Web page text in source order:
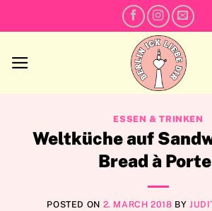
to
ESSEN & TRINKEN
Weltküche auf
Bread à
POSTED ON 2. MARCH 2018 BY